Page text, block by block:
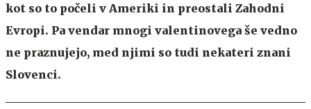
kot so to počeli v Ameriki in preostali Zahodni
Evropi. Pa vendar mnogi valentinovega še vedno
ne praznujejo, med njimi so tudi nekateri znani
Slovenci.